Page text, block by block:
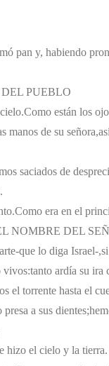
pan y, habiendo
DEL PUEBLO
Como están los
manos de su señora,
saciados de
Como era en el
NOMBRE DEL
-que lo diga Israel-,
vivos:tanto ardía su ira
el torrente hasta el
presa a sus dientes;
hizo el cielo y la tierra.